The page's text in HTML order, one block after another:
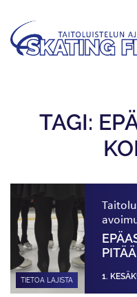
TAGI:
TIETOA LAJISTA 1.